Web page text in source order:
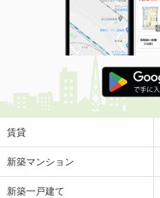
賃貸
新築マンション
新築一戸建て